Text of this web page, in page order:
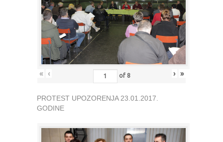
« ‹ of 8 › »
PROTEST UPOZORENJA 23.01.2017.
GODINE